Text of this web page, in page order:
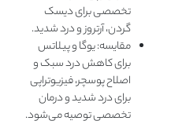
تخصصی برای دیسک
گردن، آرتروز و درد شدید.
مقایسه: یوگا و پيلاتس
برای کاهش درد سبک و
اصلاح پوسچر، فیزیوتراپی
برای درد شدید و درمان
تخصصی توصیه می‌شود.